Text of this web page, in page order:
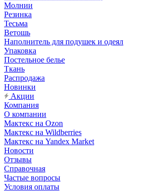
Молнии
Резинка
Тесьма
Ветошь
Наполнитель для подушек и одеял
Упаковка
Постельное белье
Ткань
Распродажа
Новинки
Акции
Компания
О компании
Мактекс на Ozon
Мактекс на Wildberries
Мактекс на Yandex Market
Новости
Отзывы
Справочная
Частые вопросы
Условия оплаты